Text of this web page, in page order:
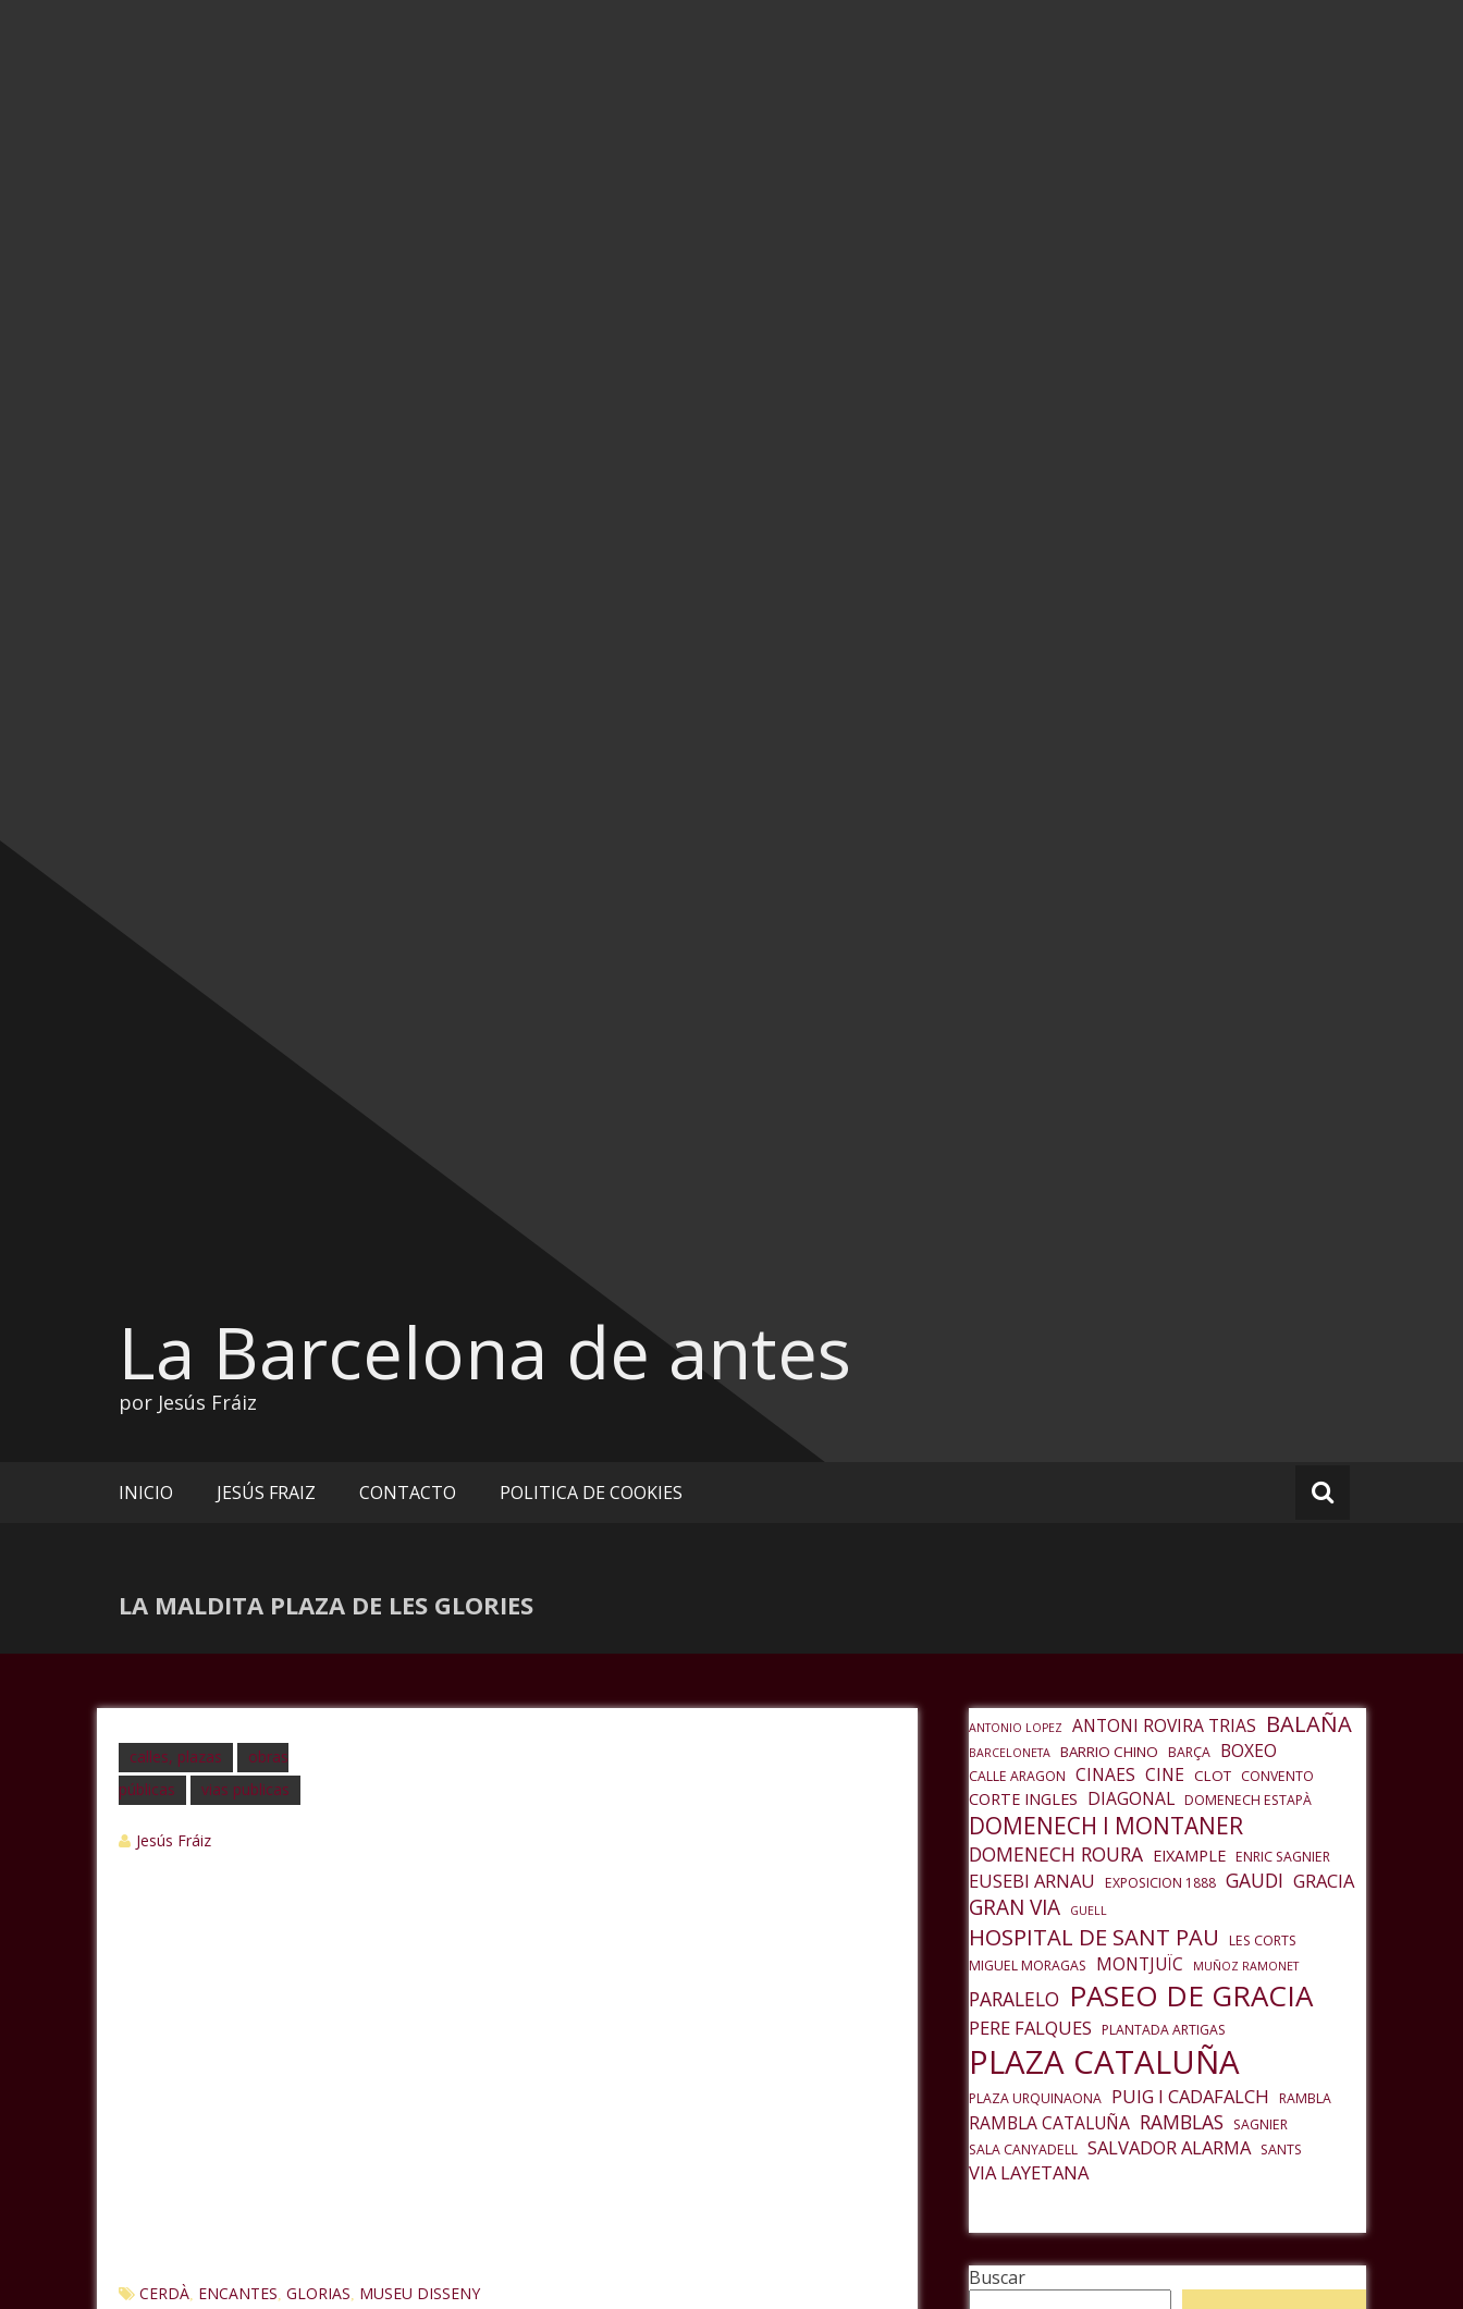
La Barcelona de antes
por Jesús Fráiz
INICIO JESÚS FRAIZ CONTACTO POLITICA DE COOKIES
LA MALDITA PLAZA DE LES GLORIES
calles, plazas
obras
públicas
vias publicas
Jesús Fráiz
CERDÀ ENCANTES GLORIAS MUSEU DISSENY
ANTONIO LOPEZ ANTONI ROVIRA TRIAS BALAÑA
BARCELONETA BARRIO CHINO BARÇA BOXEO
CALLE ARAGON CINAES CINE CLOT CONVENTO
CORTE INGLES DIAGONAL DOMENECH ESTAPÀ
DOMENECH I MONTANER
DOMENECH ROURA EIXAMPLE ENRIC SAGNIER
EUSEBI ARNAU EXPOSICION 1888 GAUDI GRACIA
GRAN VIA GUELL
HOSPITAL DE SANT PAU
LES CORTS
MIGUEL MORAGAS
MONTJUÏC MUÑOZ RAMONET
PARALELO PASEO DE GRACIA
PERE FALQUES PLANTADA ARTIGAS
PLAZA CATALUÑA
PLAZA URQUINAONA PUIG I CADAFALCH RAMBLA
RAMBLA CATALUÑA RAMBLAS
SAGNIER
SALA CANYADELL SALVADOR ALARMA SANTS
VIA LAYETANA
Buscar